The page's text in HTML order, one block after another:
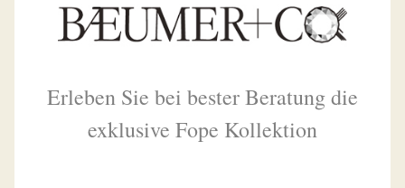
Erleben Sie bei bester Beratung die
exklusive Fope Kollektion